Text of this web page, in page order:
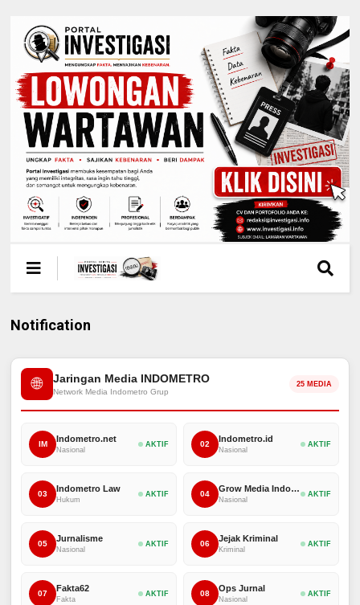
Notification
🌐 Jaringan Media INDOMETRO
Network Media Indometro Grup
25 MEDIA
IM
Indometro.net
Nasional
AKTIF 02
Indometro.id
Nasional
AKTIF
03
Indometro Law
Hukum
AKTIF 04
Grow Media Indonesia
Nasional
AKTIF
05
Jurnalisme
Nasional
AKTIF 06
Jejak Kriminal
Kriminal
AKTIF
07
Fakta62
Fakta
AKTIF 08
Ops Jurnal
Nasional
AKTIF